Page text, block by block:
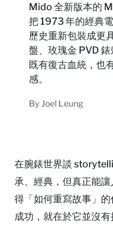
Mido 全新版本的
把 1973 年的經典
歷史重新包裝成更
盤、玫瑰金 PVD
既有復古血統，也
感。
By Joel Leung
在腕錶世界談
承、經典，但真正能
得「如何重寫故事」
成功，就在於它並沒